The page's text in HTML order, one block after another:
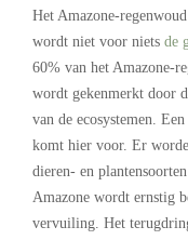
Het Amazone-
wordt niet voor niets de
60% van het Amazone-
wordt gekenmerkt door
van de ecosystemen.
komt hier voor. Er
dieren- en
Amazone wordt ernstig
vervuiling. Het